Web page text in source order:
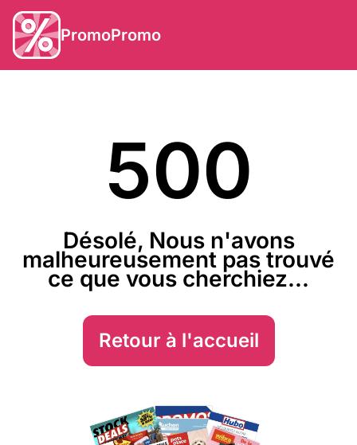
PromoPromo
500
Désolé, Nous n'avons
malheureusement pas trouvé
ce que vous cherchiez...
Retour à l'accueil